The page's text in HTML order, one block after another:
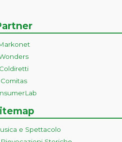
Coldiretti
Comitas
e Spettacolo